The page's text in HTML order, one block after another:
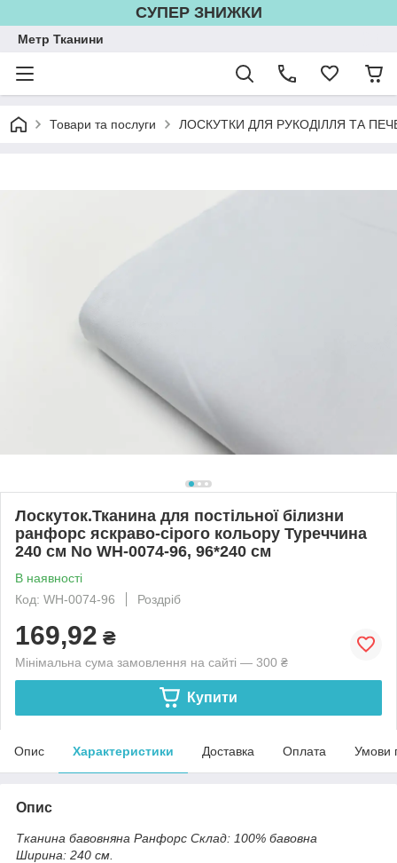
СУПЕР ЗНИЖКИ
Метр Тканини
Товари та послуги ЛОСКУТКИ ДЛЯ РУКОДІЛЛЯ ТА
Лоскуток.Тканина для постільної білизни
ранфорс яскраво-сірого кольору Туреччина
240 см No WH-0074-96, 96*240 см
В наявності
Код: WH-0074-96
Роздріб
169,92 ₴
Мінімальна сума замовлення на сайті — 300 ₴
Купити
Опис Характеристики Доставка Оплата Умови
Опис
Тканина бавовняна Ранфорс Склад: 100% бавовна
Ширина: 240 см.